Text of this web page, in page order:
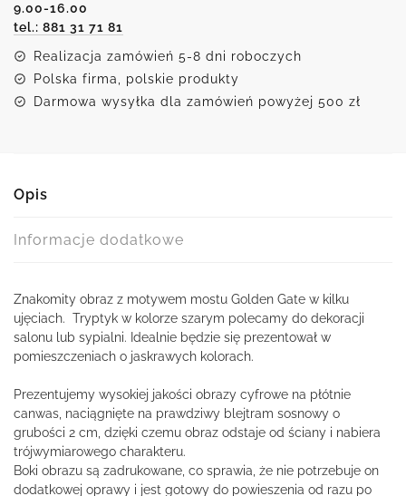
Golden
Gate
w
szarościach
9.00-16.00
tel.: 881 31 71 81
Realizacja zamówień 5-8 dni roboczych
Polska firma, polskie produkty
Darmowa wysyłka dla zamówień powyżej 500 zł
Opis
Informacje dodatkowe
Znakomity obraz z motywem mostu Golden Gate w kilku
ujęciach. Tryptyk w kolorze szarym polecamy do dekoracji
salonu lub sypialni. Idealnie będzie się prezentował w
pomieszczeniach o jaskrawych kolorach.
Prezentujemy wysokiej jakości obrazy cyfrowe na płótnie
canwas, naciągnięte na prawdziwy blejtram sosnowy o
grubości 2 cm, dzięki czemu obraz odstaje od ściany i nabiera
trójwymiarowego charakteru.
Boki obrazu są zadrukowane, co sprawia, że nie potrzebuje on
dodatkowej oprawy i jest gotowy do powieszenia od razu po